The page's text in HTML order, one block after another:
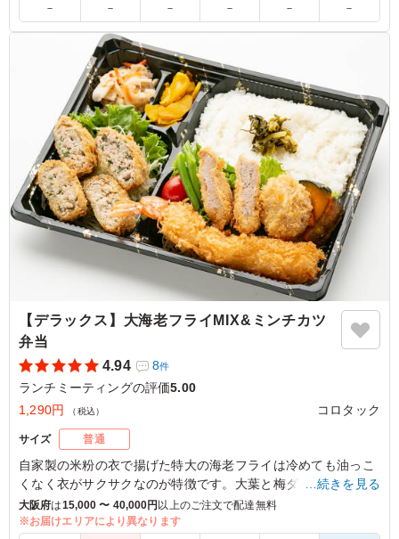
今日は鰻ちらしと天麩羅盛り弁当をいただきましたが、ど
ちらも本当に美味しくて大満足でした！ まず、鰻ちらし
はふわふわとした鰻の身がご飯に程よく絡み、甘辛いタレ
がしっかりと染み込んでいて、まさにご飯が進む味わい。
鰻の風味が豊かで、一口食べるごとにその旨味が口いっぱ
いに広がりました。ちらし寿司の具材も彩り豊かで、見た
目にも楽しませてもらいましたし、食感のアクセントとな
る野菜や卵のふわふわ感が良いバランスでした。
ご利用シーン：会議・セミナー ›ランチミーティング
大阪府大阪市北区曽根崎新地2025/04/09
－ － － － － －
【デラックス】大海老フライMIX&ミンチカツ
弁当
4.94
8件
ランチミーティングの評価5.00
1,290円
（税込） コロタック
サイズ 普通
自家製の米粉の衣で揚げた特大の海老フライは冷めても油っこ
くなく衣がサクサクなのが特徴です。大葉と梅ダレを隠し味に
使ったサッパリと食べられるミンチカツと種類豊富な惣菜と一
緒にお召し上がり下さい。
…続きを見る
大阪府は15,000 〜 40,000円 以上のご注文で配達無料
※お届けエリアにより異なります